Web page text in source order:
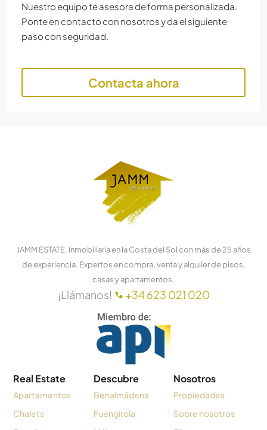
Nuestro equipo te asesora de forma personalizada.
Ponte en contacto con nosotros y da el siguiente
paso con seguridad.
Contacta ahora
JAMM ESTATE, inmobiliaria en la Costa del Sol con más de 25 años
de experiencia. Expertos en compra, venta y alquiler de pisos,
casas y apartamentos.
¡Llámanos! +34 623 021 020
Real Estate
Apartamentos
Chalets
Descubre
Benalmádena
Fuengirola
Nosotros
Propiedades
Sobre nosotros